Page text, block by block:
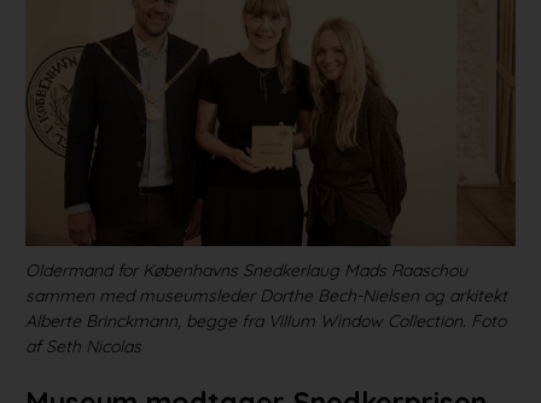
Bad og køkken
Indretningsprojekter
Partnere
Oldermand for Københavns Snedkerlaug Mads Raaschou
sammen med museumsleder Dorthe Bech-Nielsen og arkitekt
Alberte Brinckmann, begge fra Villum Window Collection. Foto
af Seth Nicolas